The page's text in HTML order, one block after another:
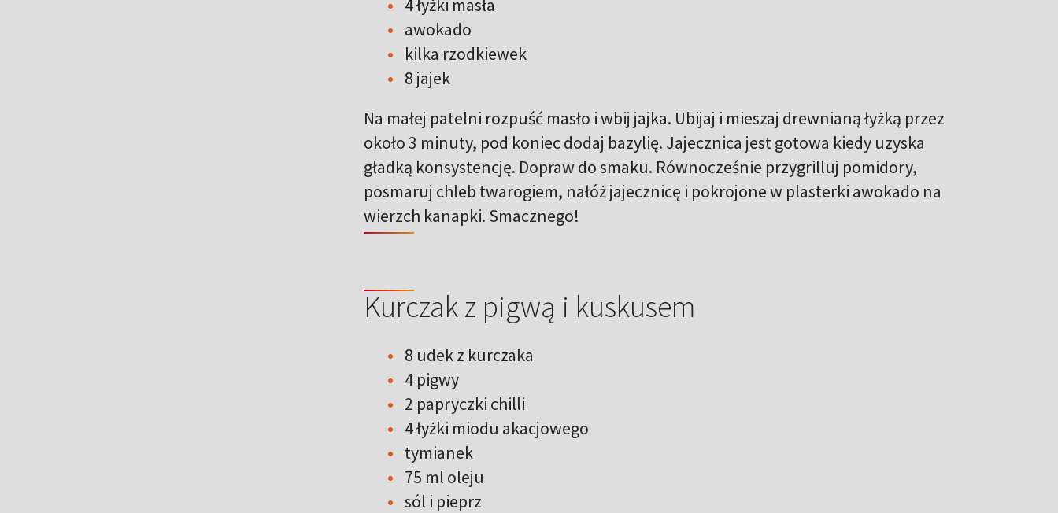
4 łyżki masła
awokado
kilka rzodkiewek
8 jajek
Na małej patelni rozpuść masło i wbij jajka. Ubijaj i mieszaj drewnianą łyżką przez
około 3 minuty, pod koniec dodaj bazylię. Jajecznica jest gotowa kiedy uzyska
gładką konsystencję. Dopraw do smaku. Równocześnie przygrilluj pomidory,
posmaruj chleb twarogiem, nałóż jajecznicę i pokrojone w plasterki awokado na
wierzch kanapki. Smacznego!
Kurczak z pigwą i kuskusem
8 udek z kurczaka
4 pigwy
2 papryczki chilli
4 łyżki miodu akacjowego
tymianek
75 ml oleju
sól i pieprz